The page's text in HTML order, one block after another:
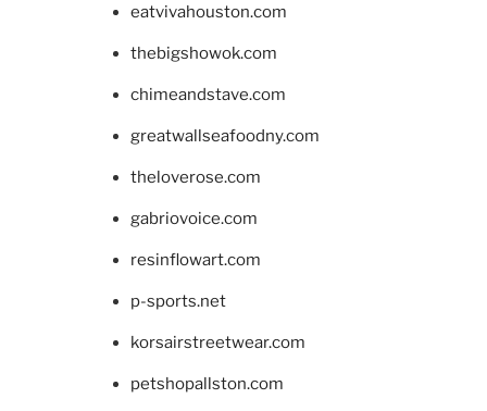
eatvivahouston.com
thebigshowok.com
chimeandstave.com
greatwallseafoodny.com
theloverose.com
gabriovoice.com
resinflowart.com
p-sports.net
korsairstreetwear.com
petshopallston.com